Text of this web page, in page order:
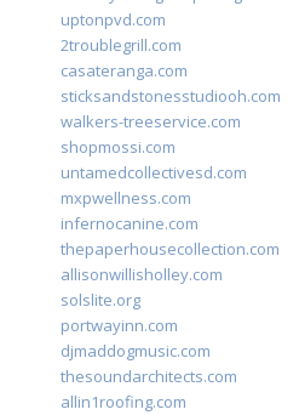
uptonpvd.com
2troublegrill.com
casateranga.com
sticksandstonesstudiooh.com
walkers-treeservice.com
shopmossi.com
untamedcollectivesd.com
mxpwellness.com
infernocanine.com
thepaperhousecollection.com
allisonwillisholley.com
solslite.org
portwayinn.com
djmaddogmusic.com
thesoundarchitects.com
allin1roofing.com